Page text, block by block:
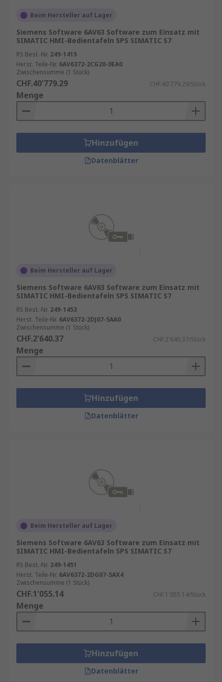
Beim Hersteller auf Lager
Siemens Software 6AV63 Software zum Einsatz mit
SIMATIC HMI-Bedientafeln SPS SIMATIC S7
RS Best.-Nr. 249-1415
Herst. Teile-Nr. 6AV6372-2CG20-0EA0
Zwischensumme (1 Stück)
CHF.40'779.29 CHF.40'779.29/Stück
Menge
Hinzufügen
Datenblätter
Beim Hersteller auf Lager
Siemens Software 6AV63 Software zum Einsatz mit
SIMATIC HMI-Bedientafeln SPS SIMATIC S7
RS Best.-Nr. 249-1453
Herst. Teile-Nr. 6AV6372-2DJ07-5AA0
Zwischensumme (1 Stück)
CHF.2'640.37 CHF.2'640.37/Stück
Menge
Hinzufügen
Datenblätter
Beim Hersteller auf Lager
Siemens Software 6AV63 Software zum Einsatz mit
SIMATIC HMI-Bedientafeln SPS SIMATIC S7
RS Best.-Nr. 249-1451
Herst. Teile-Nr. 6AV6372-2DG07-5AX4
Zwischensumme (1 Stück)
CHF.1'055.14 CHF.1'055.14/Stück
Menge
Hinzufügen
Datenblätter